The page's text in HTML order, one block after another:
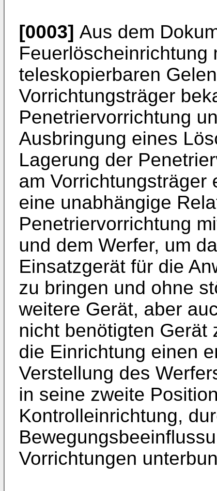
[0003] Aus dem
Feuerlöscheinrichtung
teleskopierbaren
Vorrichtungsträger
Penetriervorrichtung
Ausbringung eines
Lagerung der
am Vorrichtungsträger
eine unabhängige
Penetriervorrichtung
und dem Werfer, um
Einsatzgerät für die
zu bringen und ohne
weitere Gerät, aber
nicht benötigten Gerät
die Einrichtung einen
Verstellung des
in seine zweite
Kontrolleinrichtung,
Vorrichtungen